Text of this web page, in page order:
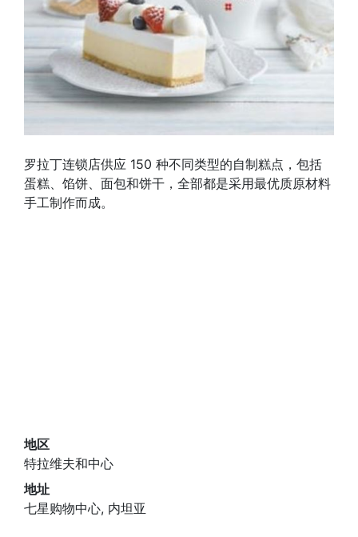
罗拉丁连锁店供应 150 种不同类型的自制糕点，包括
蛋糕、馅饼、面包和饼干，全部都是采用最优质原材料
手工制作而成。
地区
特拉维夫和中心
地址
七星购物中心, 内坦亚